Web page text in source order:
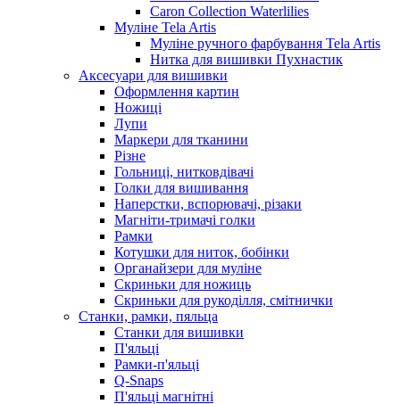
Caron Collection Waterlilies
Муліне Tela Artis
Муліне ручного фарбування Tela Artis
Нитка для вишивки Пухнастик
Аксесуари для вишивки
Оформлення картин
Ножиці
Лупи
Маркери для тканини
Різне
Гольниці, нитковдівачі
Голки для вишивання
Наперстки, вспорювачі, різаки
Магніти-тримачі голки
Рамки
Котушки для ниток, бобінки
Органайзери для муліне
Скриньки для ножиць
Скриньки для рукоділля, смітнички
Станки, рамки, пяльца
Станки для вишивки
П'яльці
Рамки-п'яльці
Q-Snaps
П'яльці магнітні